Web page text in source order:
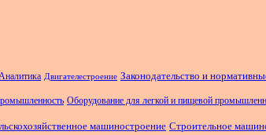
Аналитика Двигателестроение Законодательство и
Оборудование для легкой и пищевой
машиностроение Строительное